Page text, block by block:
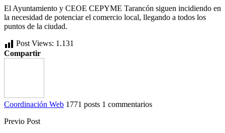
El Ayuntamiento y CEOE CEPYME Tarancón siguen incidiendo en
la necesidad de potenciar el comercio local, llegando a todos los
puntos de la ciudad.
Post Views: 1.131
Compartir
Coordinación Web 1771 posts 1 commentarios
Previo Post